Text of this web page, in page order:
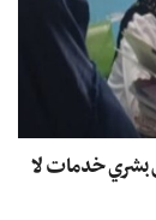
بشري خدمات لا